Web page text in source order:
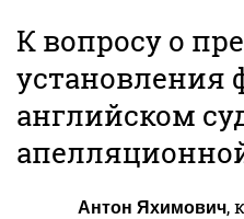
К вопросу о
установления
английском
Антон Яхимович,